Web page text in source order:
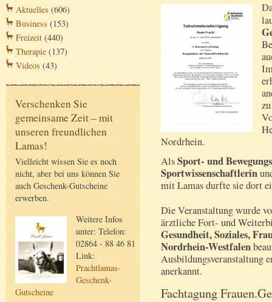
Aktuelles (606)
Business (153)
Freizeit (440)
Therapie (137)
Videos (43)
Verschenken Sie
gemeinsame Zeit – mit
unseren freundlichen
Lamas!
Vielleicht wissen Sie es noch
nicht, aber bei uns können Sie
auch Geschenk-Gutscheine
erwerben.
Weitere Infos
unter: Telefon:
02864 - 88 46 81
Link:
Prachtlamas-
Geschenk-
Gutscheine
Nordrhein.
AlsSport- und
Sportwissenschaftlerin
mit Lamas durfte sie dort
Die Veranstaltung wurde
ärztliche Fort- und
Gesundheit, Soziales,
Nordrhein-Westfalen
Ausbildungsveranstaltung
anerkannt.
Fachtagung